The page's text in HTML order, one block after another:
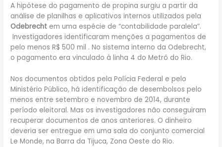
A hipótese do pagamento de propina surgiu a partir da
análise de planilhas e aplicativos internos utilizados pela
Odebrecht em uma espécie de “contabilidade paralela”.
Investigadores identificaram menções a pagamentos de
pelo menos R$ 500 mil . No sistema interno da Odebrecht,
o pagamento era vinculado à linha 4 do Metrô do Rio.
Nos documentos obtidos pela Polícia Federal e pelo
Ministério Público, há identificação de desembolsos pelo
menos entre setembro e novembro de 2014, durante
período eleitoral. Mas os investigadores não conseguiram
recuperar documentos de anos anteriores. O dinheiro
deveria ser entregue em uma sala do conjunto comercial
Le Monde, na Barra da Tijuca, Zona Oeste do Rio.